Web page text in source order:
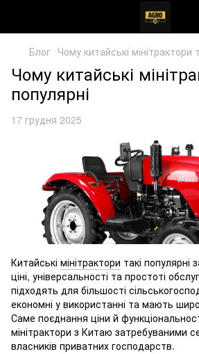
Блог Чому китайські мінітрактори
Чому китайські
популярні
17 грудня 2025
Китайські мінітрактори такі популярні
ціні, універсальності та простоті
підходять для більшості
економні у використанні та мають
Саме поєднання ціни й
мінітрактори з Китаю затребуваними
власників приватних господарств.